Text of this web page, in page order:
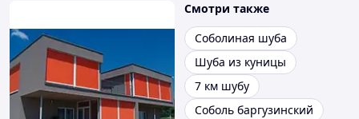
Смотри также
Соболиная шуба
Шуба из куницы
7 км шубу
Соболь баргузинский